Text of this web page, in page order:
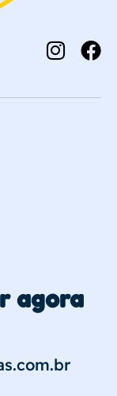
agora